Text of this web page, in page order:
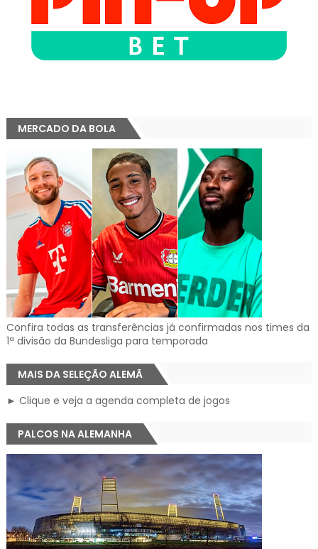
MERCADO DA BOLA
Confira todas as transferências já confirmadas nos times da
1ª divisão da Bundesliga para temporada
MAIS DA SELEÇÃO ALEMÃ
► Clique e veja a agenda completa de jogos
PALCOS NA ALEMANHA